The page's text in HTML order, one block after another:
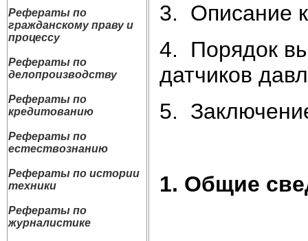
Рефераты по
гражданскому праву и
процессу
Рефераты по
делопроизводству
Рефераты по
кредитованию
Рефераты по
естествознанию
Рефераты по истории
техники
Рефераты по
журналистике
3. Описание
4. Порядок
датчиков
5.
1. Общие